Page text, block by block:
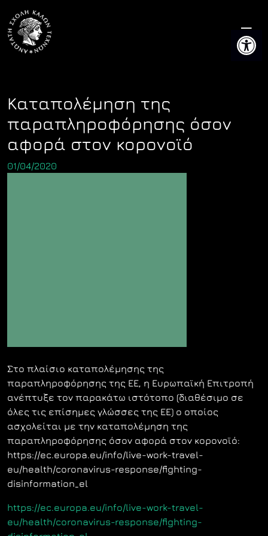
content
Καταπολέμηση της
παραπληροφόρησης όσον
αφορά στον κορονοϊό
01/04/2020
Στο πλαίσιο καταπολέμησης της
παραπληροφόρησης της ΕΕ, η Ευρωπαϊκή Επιτροπή
ανέπτυξε τον παρακάτω ιστότοπο (διαθέσιμο σε
όλες τις επίσημες γλώσσες της ΕΕ) ο οποίος
ασχολείται με την καταπολέμηση της
παραπληροφόρησης όσον αφορά στον κορονοϊό:
https://ec.europa.eu/info/live-work-travel-
eu/health/coronavirus-response/fighting-
disinformation_el
https://ec.europa.eu/info/live-work-travel-
eu/health/coronavirus-response/fighting-